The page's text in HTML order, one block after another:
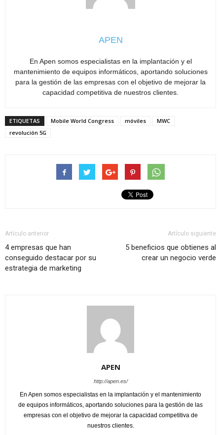
APEN
En Apen somos especialistas en la implantación y el
mantenimiento de equipos informáticos, aportando soluciones
para la gestión de las empresas con el objetivo de mejorar la
capacidad competitiva de nuestros clientes.
ETIQUETAS Mobile World Congress móviles
MWC
revolución 5G
Artículo anterior
4 empresas que han
conseguido destacar por su
estrategia de marketing
Artículo siguiente
5 beneficios que obtienes al
crear un negocio verde
APEN
http://apen.es/
En Apen somos especialistas en la implantación y el mantenimiento
de equipos informáticos, aportando soluciones para la gestión de las
empresas con el objetivo de mejorar la capacidad competitiva de
nuestros clientes.